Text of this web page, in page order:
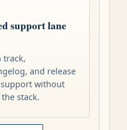
support lane
track,
and release
without
stack.